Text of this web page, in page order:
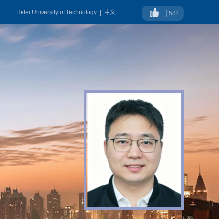
中文
Hefei University of Technology 582